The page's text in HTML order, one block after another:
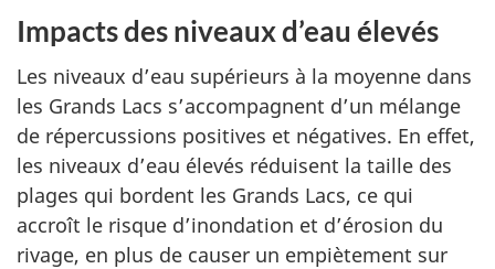
Impacts des niveaux d’eau élevés
Les niveaux d’eau supérieurs à la moyenne dans
les Grands Lacs s’accompagnent d’un mélange
de répercussions positives et négatives. En effet,
les niveaux d’eau élevés réduisent la taille des
plages qui bordent les Grands Lacs, ce qui
accroît le risque d’inondation et d’érosion du
rivage, en plus de causer un empiètement sur